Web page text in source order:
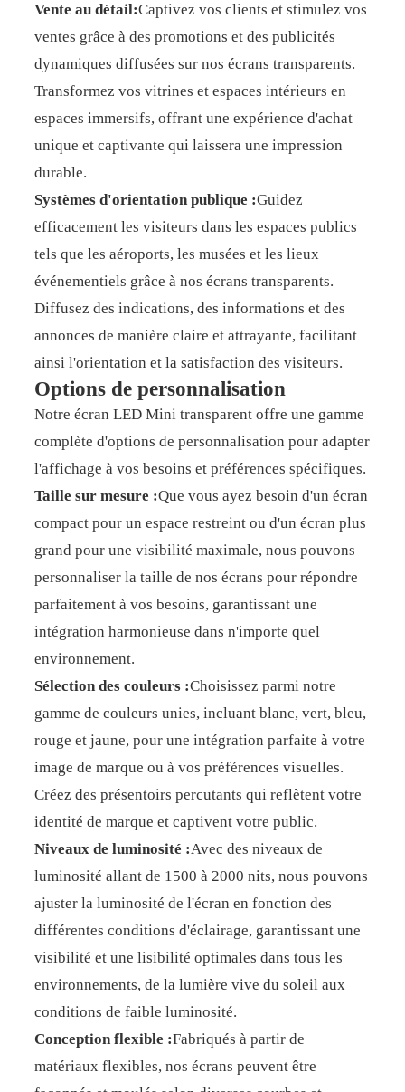
Vente au détail:Captivez vos clients et stimulez vos
ventes grâce à des promotions et des publicités
dynamiques diffusées sur nos écrans transparents.
Transformez vos vitrines et espaces intérieurs en
espaces immersifs, offrant une expérience d'achat
unique et captivante qui laissera une impression
durable.
Systèmes d'orientation publique :Guidez
efficacement les visiteurs dans les espaces publics
tels que les aéroports, les musées et les lieux
événementiels grâce à nos écrans transparents.
Diffusez des indications, des informations et des
annonces de manière claire et attrayante, facilitant
ainsi l'orientation et la satisfaction des visiteurs.
Options de personnalisation
Notre écran LED Mini transparent offre une gamme
complète d'options de personnalisation pour adapter
l'affichage à vos besoins et préférences spécifiques.
Taille sur mesure :Que vous ayez besoin d'un écran
compact pour un espace restreint ou d'un écran plus
grand pour une visibilité maximale, nous pouvons
personnaliser la taille de nos écrans pour répondre
parfaitement à vos besoins, garantissant une
intégration harmonieuse dans n'importe quel
environnement.
Sélection des couleurs :Choisissez parmi notre
gamme de couleurs unies, incluant blanc, vert, bleu,
rouge et jaune, pour une intégration parfaite à votre
image de marque ou à vos préférences visuelles.
Créez des présentoirs percutants qui reflètent votre
identité de marque et captivent votre public.
Niveaux de luminosité :Avec des niveaux de
luminosité allant de 1500 à 2000 nits, nous pouvons
ajuster la luminosité de l'écran en fonction des
différentes conditions d'éclairage, garantissant une
visibilité et une lisibilité optimales dans tous les
environnements, de la lumière vive du soleil aux
conditions de faible luminosité.
Conception flexible :Fabriqués à partir de
matériaux flexibles, nos écrans peuvent être